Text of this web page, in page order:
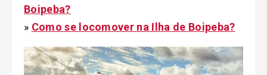
Boipeba?
» Como se locomover na Ilha de Boipeba?